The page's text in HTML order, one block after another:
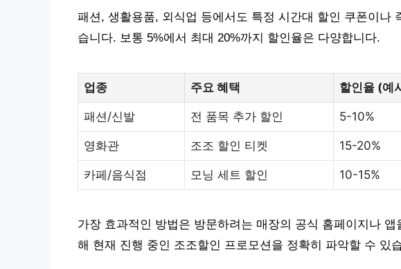
패션, 생활용품, 외식업 등에서도 특정 시간대 할인 쿠폰이나
습니다. 보통 5%에서 최대 20%까지 할인율은 다양합니다.
업종 주요 혜택 할인율 (예
패션/신발 전 품목 추가 할인 5-10%
영화관 조조 할인 티켓 15-20%
카페/음식점 모닝 세트 할인 10-15%
가장 효과적인 방법은 방문하려는 매장의 공식 홈페이지나
해 현재 진행 중인 조조할인 프로모션을 정확히 파악할 수 있